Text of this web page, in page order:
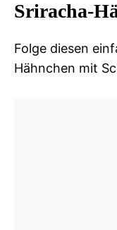
Sriracha-
Folge diesen
Hähnchen mit